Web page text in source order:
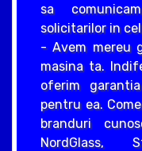
sa
solicitarilor in
- Avem mereu
masina ta.
oferim
pentru ea.
branduri
NordGlass,